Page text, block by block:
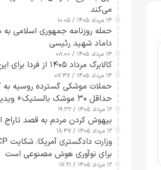
می‌کند
۱۴ مرداد ۱۴۰۵ / ۱۰:۰۵
حمله روزنامه جمهوری اسلامی به
داماد شهید رئیسی
۱۴ مرداد ۱۴۰۵ / ۰۸:۰۰
کالابرگ مرداد ۱۴۰۵ از فردا برای این کدهای ملی شارژ می‌شود
۱۴ مرداد ۱۴۰۵ / ۰۷:۴۷
حملات موشکی گسترده روسیه به
حداقل ۳۰ موشک بالستیک+ ویدیو
۱۲ مرداد ۱۴۰۵ / ۱۹:۳۲
بیهوش کردن مردم به قصد تاراج
۱۲ مرداد ۱۴۰۵ / ۱۸:۴۷
برای نوآوری هوش مصنوعی است
۱۲ مرداد ۱۴۰۵ / ۱۷:۲۱